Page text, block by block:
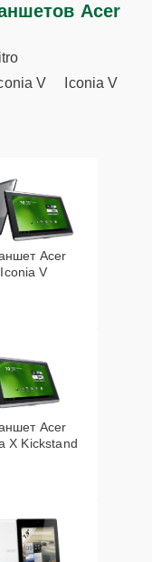
Acer
V
Iconia V
Acer
Iconia V
Acer
X Kickstand